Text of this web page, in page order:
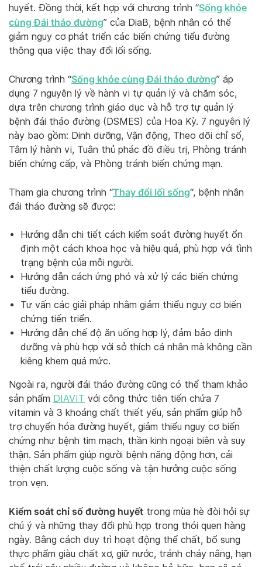
huyết. Đồng thời, kết hợp với chương trình “Sống khỏe
cùng Đái tháo đường” của DiaB, bệnh nhân có thể
giảm nguy cơ phát triển các biến chứng tiểu đường
thông qua việc thay đổi lối sống.
Chương trình “Sống khỏe cùng Đái tháo đường” áp
dụng 7 nguyên lý về hành vi tự quản lý và chăm sóc,
dựa trên chương trình giáo dục và hỗ trợ tự quản lý
bệnh đái tháo đường (DSMES) của Hoa Kỳ. 7 nguyên lý
này bao gồm: Dinh dưỡng, Vận động, Theo dõi chỉ số,
Tâm lý hành vi, Tuân thủ phác đồ điều trị, Phòng tránh
biến chứng cấp, và Phòng tránh biến chứng mạn.
Tham gia chương trình “Thay đổi lối sống“, bệnh nhân
đái tháo đường sẽ được:
Hướng dẫn chi tiết cách kiểm soát đường huyết ổn
định một cách khoa học và hiệu quả, phù hợp với tình
trạng bệnh của mỗi người.
Hướng dẫn cách ứng phó và xử lý các biến chứng
tiểu đường.
Tư vấn các giải pháp nhằm giảm thiểu nguy cơ biến
chứng tiến triển.
Hướng dẫn chế độ ăn uống hợp lý, đảm bảo dinh
dưỡng và phù hợp với sở thích cá nhân mà không cần
kiêng khem quá mức.
Ngoài ra, người đái tháo đường cũng có thể tham khảo
sản phẩm DIAVIT với công thức tiên tiến chứa 7
vitamin và 3 khoáng chất thiết yếu, sản phẩm giúp hỗ
trợ chuyển hóa đường huyết, giảm thiểu nguy cơ biến
chứng như bệnh tim mạch, thần kinh ngoại biên và suy
thận. Sản phẩm giúp người bệnh năng động hơn, cải
thiện chất lượng cuộc sống và tận hưởng cuộc sống
trọn vẹn.
Kiểm soát chỉ số đường huyết trong mùa hè đòi hỏi sự
chú ý và những thay đổi phù hợp trong thói quen hàng
ngày. Bằng cách duy trì hoạt động thể chất, bổ sung
thực phẩm giàu chất xơ, giữ nước, tránh cháy nắng, hạn